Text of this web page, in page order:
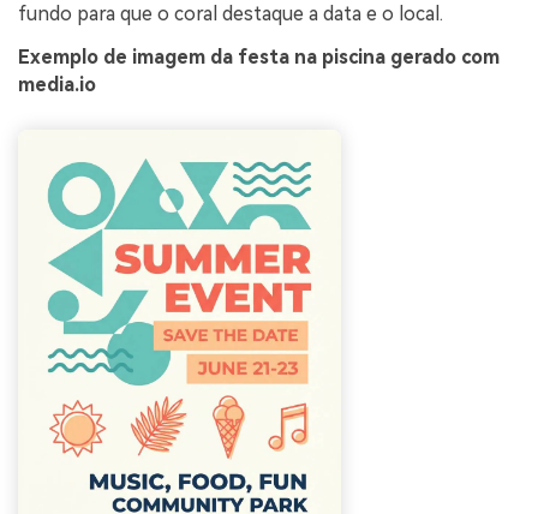
fundo para que o coral destaque a data e o local.
Exemplo de imagem da festa na piscina gerado com
media.io